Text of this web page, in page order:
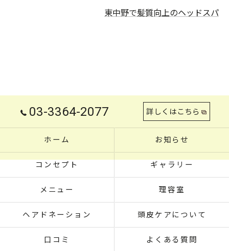
東中野で髪質向上のヘッドスパ
03-3364-2077 詳しくはこちら
ホーム お知らせ
コンセプト ギャラリー
メニュー 理容室
ヘアドネーション 頭皮ケアについて
口コミ よくある質問